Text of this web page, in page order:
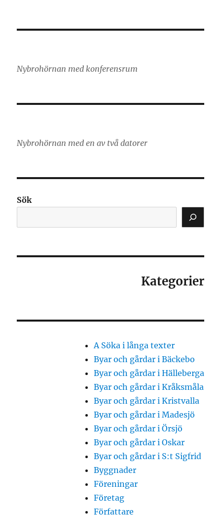
Nybrohörnan med konferensrum
Nybrohörnan med en av två datorer
Sök
Kategorier
A Söka i långa texter
Byar och gårdar i Bäckebo
Byar och gårdar i Hälleberga
Byar och gårdar i Kråksmåla
Byar och gårdar i Kristvalla
Byar och gårdar i Madesjö
Byar och gårdar i Örsjö
Byar och gårdar i Oskar
Byar och gårdar i S:t Sigfrid
Byggnader
Föreningar
Företag
Författare